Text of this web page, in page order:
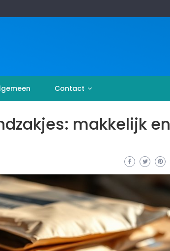
Contact
makkelijk en